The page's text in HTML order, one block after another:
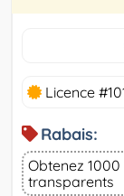
Licence
Rabais:
Obtenez
transparents